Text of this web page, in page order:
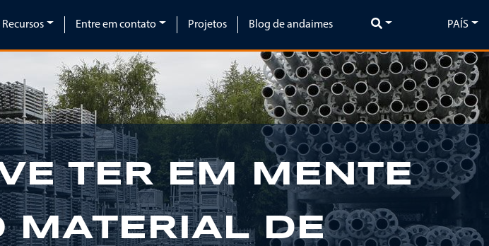
Recursos Entre em contato Projetos Blog de andaimes PAÍS
Next
TER EM MENTE
MATERIAL DE